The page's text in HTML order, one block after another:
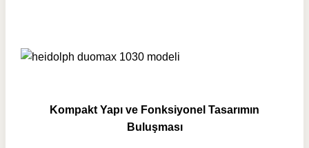
Kompakt Yapı ve Fonksiyonel Tasarımın
Buluşması